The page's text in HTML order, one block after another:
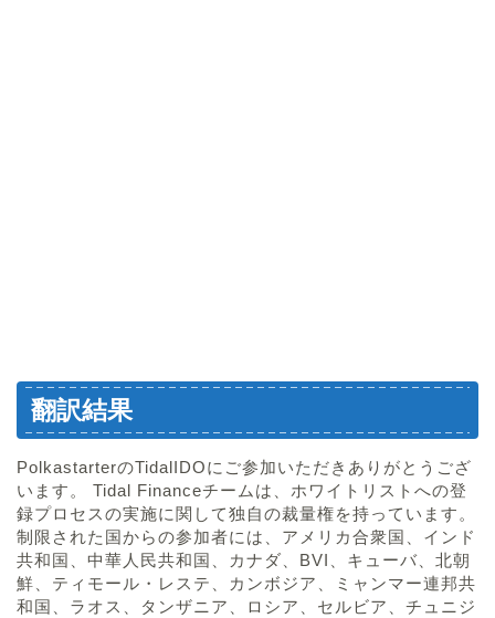
翻訳結果
PolkastarterのTidalIDOにご参加いただきありがとうござ
います。 Tidal Financeチームは、ホワイトリストへの登
録プロセスの実施に関して独自の裁量権を持っています。
制限された国からの参加者には、アメリカ合衆国、インド
共和国、中華人民共和国、カナダ、BVI、キューバ、北朝
鮮、ティモール・レステ、カンボジア、ミャンマー連邦共
和国、ラオス、タンザニア、ロシア、セルビア、チュニジ